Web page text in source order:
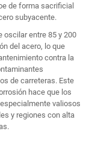
de forma sacrificial
subyacente.
oscilar entre 85 y 200
del acero, lo que
contra la
de carreteras. Este
hace que los
valiosos
y regiones con alta